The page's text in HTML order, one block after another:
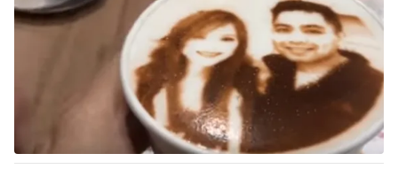
Giải sao mai
Làm đẹp
Chất lượng cuộc sống
Tuyển sinh
Học trực tuyến
Hitech Công nghệ tương lai
Giao lưu trực tuyến
Lịch phát sóng